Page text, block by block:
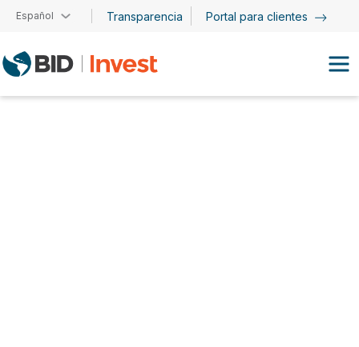
Pasar al contenido principal
Español Transparencia Portal para clientes